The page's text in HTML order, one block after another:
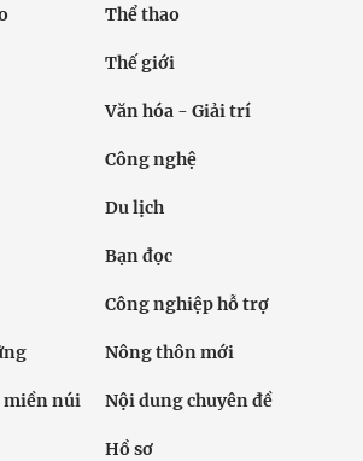
Thể thao
Thế giới
Văn hóa - Giải trí
Công nghệ
Du lịch
Bạn đọc
Công nghiệp hỗ trợ
Nông thôn mới
miền núi Nội dung chuyên đề
Hồ sơ